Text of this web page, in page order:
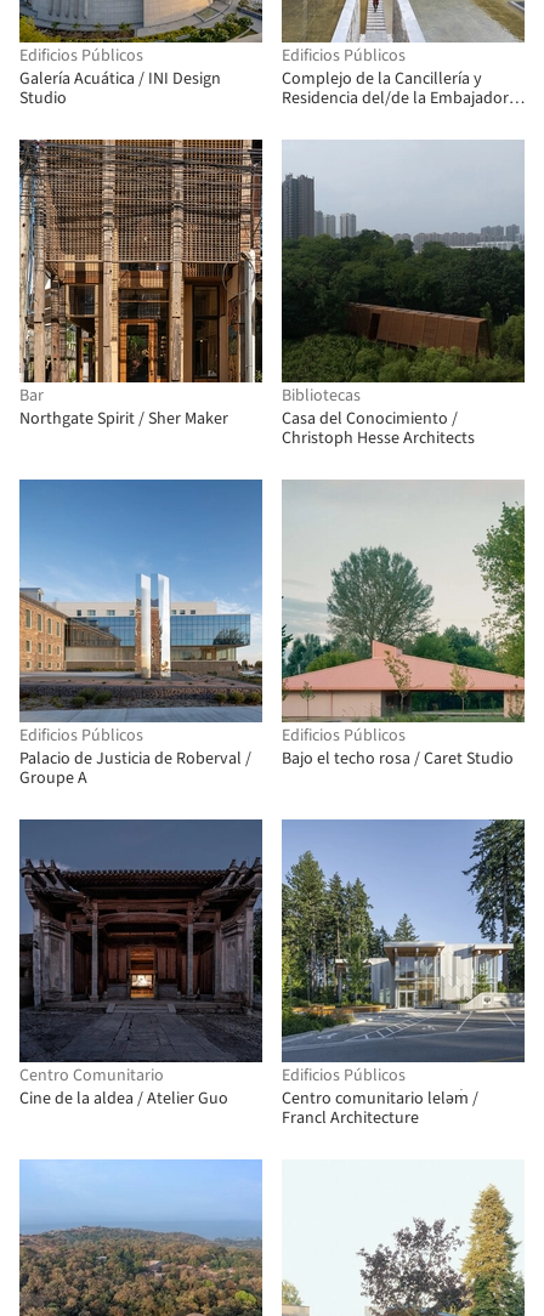
Edificios Públicos
Galería Acuática / INI Design
Studio
Edificios Públicos
Complejo de la Cancillería y
Residencia del/de la Embajador/a
Bar
Northgate Spirit / Sher Maker
Bibliotecas
Casa del Conocimiento /
Christoph Hesse Architects
Edificios Públicos
Palacio de Justicia de Roberval /
Groupe A
Edificios Públicos
Bajo el techo rosa / Caret Studio
Centro Comunitario
Cine de la aldea / Atelier Guo
Edificios Públicos
Centro comunitario leləm̓ /
Francl Architecture